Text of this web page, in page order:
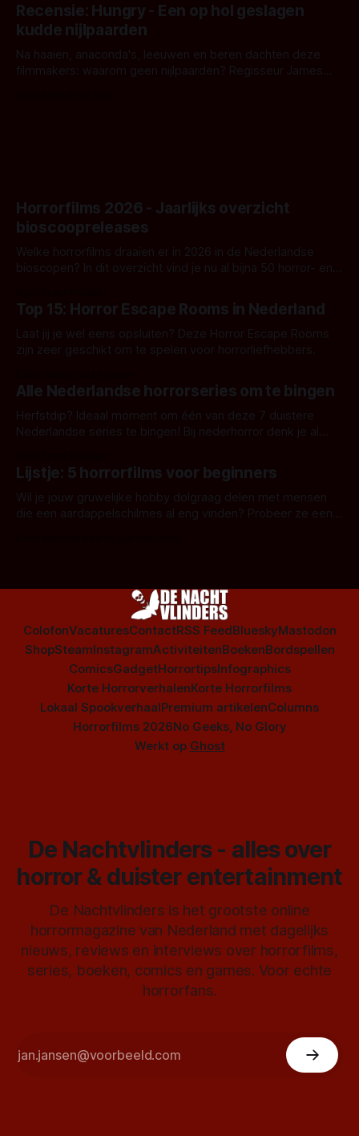
iets ongrijpbaars. En dat maakt De Groen met ieder woord
waar.
Recensie: Hungry - Een op hol geslagen
kudde nijlpaarden
Na haaien, anaconda's, leeuwen en beren dachten deze
filmmakers: waarom geen nijlpaarden? Regisseur James
Horrorfilms 2026 - Jaarlijks overzicht
bioscoopreleases
Welke horrorfilms draaien er in 2026 in de Nederlandse
bioscopen? In dit overzicht vind je nu al bijna 50 horror- en
Top 15: Horror Escape Rooms in Nederland
Laat jij je wel eens opsluiten? Deze Horror Escape Rooms
zijn zeer geschikt om te spelen voor horrorliefhebbers.
Alle Nederlandse horrorseries om te bingen
Herfstdip? Ideaal moment om één van deze 7 duistere
Nederlandse series te bingen! Bij nederhorror denk je al
Amsterdamned of The Johnsons. Maar Nederlandse horror
is niet beperkt tot films. Hier een aantal Nederlandse tv-
series uit het duistere of horrorgenre. Als
Lijstje: 5 horrorfilms voor beginners
Wil je jouw gruwelijke hobby dolgraag delen met mensen
die een aardappelschilmes al eng vinden? Probeer ze eens
ColofonVacaturesContactRSS FeedBlueskyMastodon
ShopSteamInstagramActiviteitenBoekenBordspellen
ComicsGadgetHorrortipsInfographics
Korte HorrorverhalenKorte Horrorfilms
Lokaal SpookverhaalPremium artikelenColumns
Horrorfilms 2026No Geeks, No Glory
Werkt op Ghost
De Nachtvlinders - alles over
horror & duister entertainment
De Nachtvlinders is het grootste online
horrormagazine van Nederland met dagelijks
nieuws, reviews en interviews over horrorfilms,
series, boeken, comics en games. Voor echte
horrorfans.